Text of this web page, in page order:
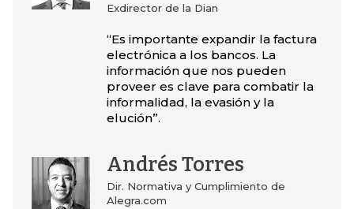
Exdirector de la Dian
“Es importante expandir la factura
electrónica a los bancos. La
información que nos pueden
proveer es clave para combatir la
informalidad, la evasión y la
elución”.
Andrés Torres
Dir. Normativa y Cumplimiento de
Alegra.com